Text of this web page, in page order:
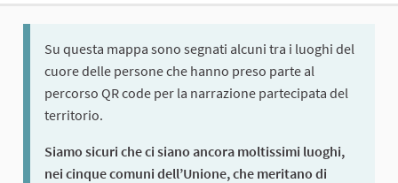
Su questa mappa sono segnati alcuni tra i luoghi del
cuore delle persone che hanno preso parte al
percorso QR code per la narrazione partecipata del
territorio.
Siamo sicuri che ci siano ancora moltissimi luoghi,
nei cinque comuni dell’Unione, che meritano di